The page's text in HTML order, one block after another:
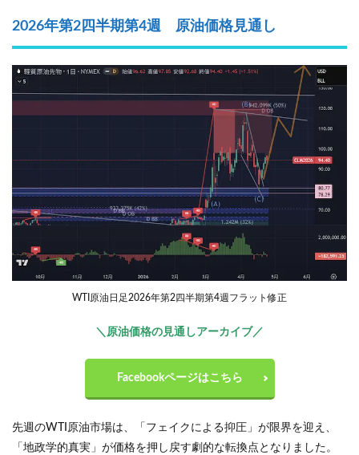
2026年第2四半期第4週 原油価格見通し
WTI原油日足2026年第2四半期第4週フラット修正
＼原油価格の見通しアーカイブ／
Facebookページはこちら
先週のWTI原油市場は、「フェイクによる抑圧」が限界を迎え、
「地政学的真実」が価格を押し戻す劇的な転換点となりました。